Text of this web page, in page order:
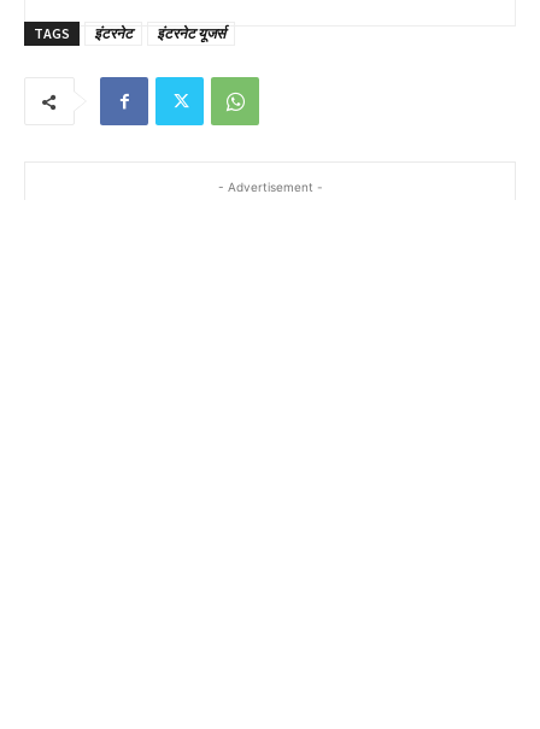
TAGS इंटरनेट इंटरनेट यूजर्स
- Advertisement -